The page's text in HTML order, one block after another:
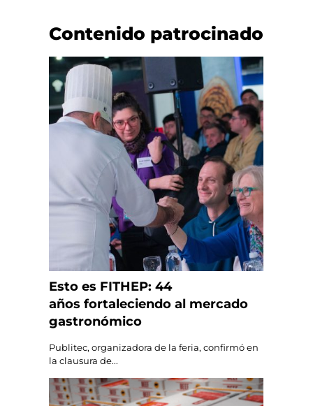
Contenido patrocinado
Esto es FITHEP: 44
años fortaleciendo al mercado
gastronómico
Publitec, organizadora de la feria, confirmó en
la clausura de...